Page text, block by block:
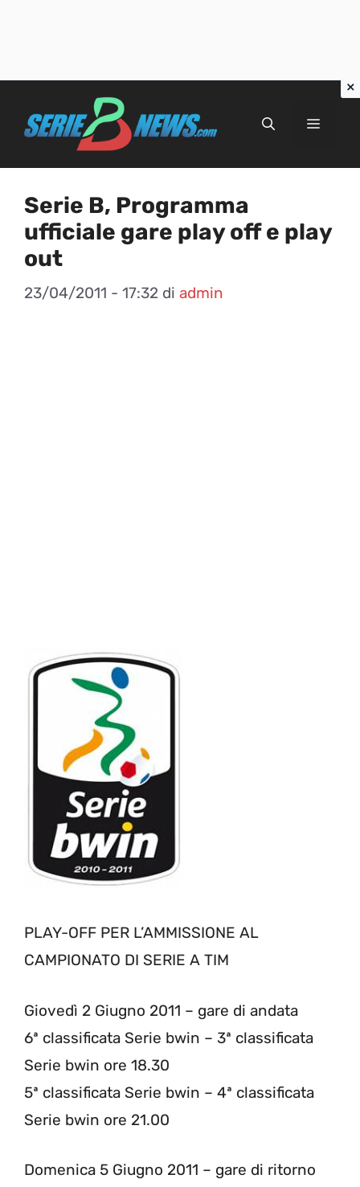
Menu
Serie B, Programma
ufficiale gare play off e play
out
23/04/2011 - 17:32 di admin
PLAY-OFF PER L’AMMISSIONE AL
CAMPIONATO DI SERIE A TIM
Giovedì 2 Giugno 2011 – gare di andata
6ª classificata Serie bwin – 3ª classificata
Serie bwin ore 18.30
5ª classificata Serie bwin – 4ª classificata
Serie bwin ore 21.00
Domenica 5 Giugno 2011 – gare di ritorno